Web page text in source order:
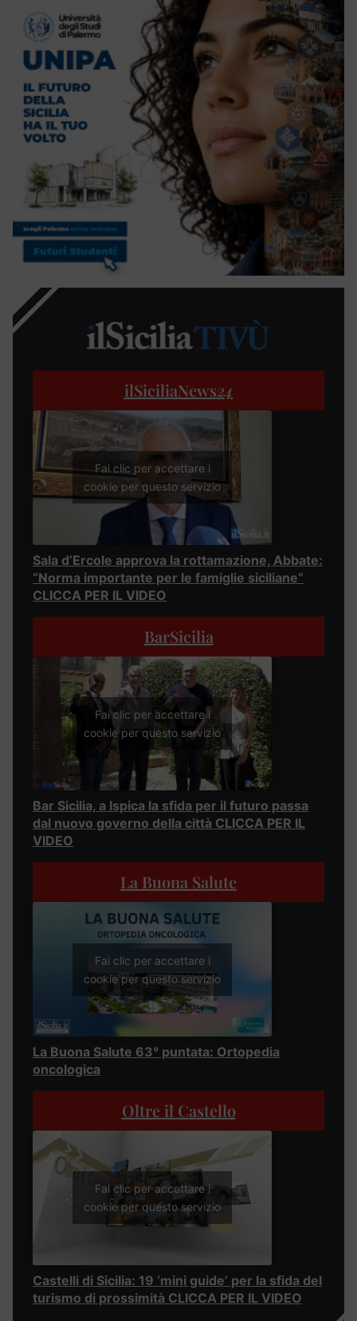
ilSiciliaNews24
Fai clic per accettare i
cookie per questo servizio
Sala d’Ercole approva la rottamazione, Abbate:
“Norma importante per le famiglie siciliane”
CLICCA PER IL VIDEO
BarSicilia
Fai clic per accettare i
cookie per questo servizio
Bar Sicilia, a Ispica la sfida per il futuro passa
dal nuovo governo della città CLICCA PER IL
VIDEO
La Buona Salute
Fai clic per accettare i
cookie per questo servizio
La Buona Salute 63° puntata: Ortopedia
oncologica
Oltre il Castello
Fai clic per accettare i
cookie per questo servizio
Castelli di Sicilia: 19 ‘mini guide’ per la sfida del
turismo di prossimità CLICCA PER IL VIDEO